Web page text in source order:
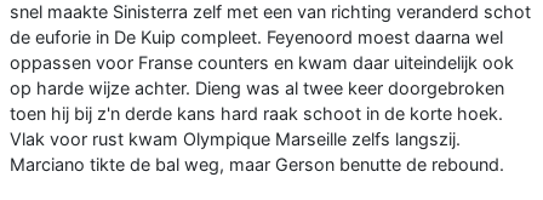
snel maakte Sinisterra zelf met een van richting veranderd schot
de euforie in De Kuip compleet. Feyenoord moest daarna wel
oppassen voor Franse counters en kwam daar uiteindelijk ook
op harde wijze achter. Dieng was al twee keer doorgebroken
toen hij bij z'n derde kans hard raak schoot in de korte hoek.
Vlak voor rust kwam Olympique Marseille zelfs langszij.
Marciano tikte de bal weg, maar Gerson benutte de rebound.